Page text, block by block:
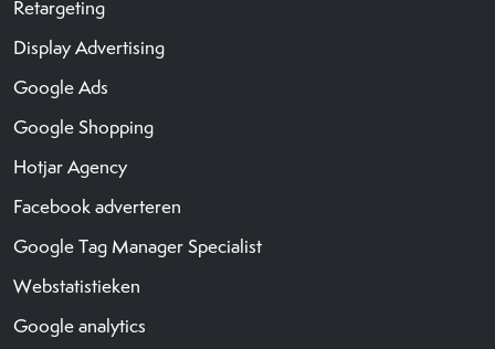
Retargeting
Display Advertising
Google Ads
Google Shopping
Hotjar Agency
Facebook adverteren
Google Tag Manager Specialist
Webstatistieken
Google analytics